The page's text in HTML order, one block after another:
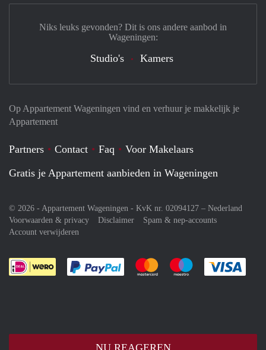
NU REAGEREN
Op Appartement Wageningen vind en verhuur je makkelijk je
Appartement
Partners Contact Faq
Voor Makelaars
Gratis je Appartement aanbieden in Wageningen
© 2026 - Appartement Wageningen - KvK nr. 02094127 – Nederland
Voorwaarden & privacy
Disclaimer
Spam & nep-accounts
Account verwijderen
Je rekent gemakkelijk af met Paypal
Je rekent gemakkelijk af met
Je rekent
Niks leuks gevonden? Dit is ons andere aanbod in
Wageningen:
Studio's Kamers